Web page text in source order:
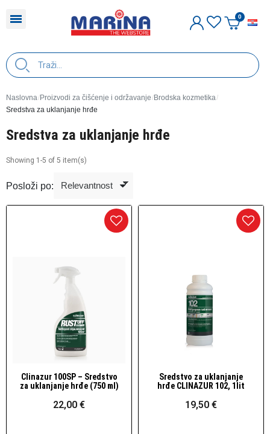
Naslovna Proizvodi za čišćenje i održavanje Brodska kozmetika
Sredstva za uklanjanje hrđe
Sredstva za uklanjanje hrđe
Showing 1-5 of 5 item(s)
Posloži po:
Brzi pogled
Clinazur 100SP – Sredstvo
za uklanjanje hrđe (750 ml)
22,00 €
Brzi pogled
Sredstvo za uklanjanje
hrđe CLINAZUR 102, 1lit
19,50 €